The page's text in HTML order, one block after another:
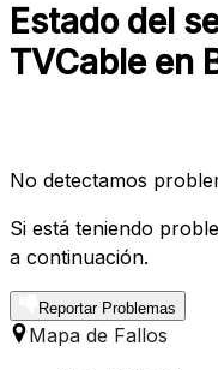
Estado del
TVCable en
No detectamos
Si está teniendo
a continuación.
Reportar Problemas
Mapa de Fallos